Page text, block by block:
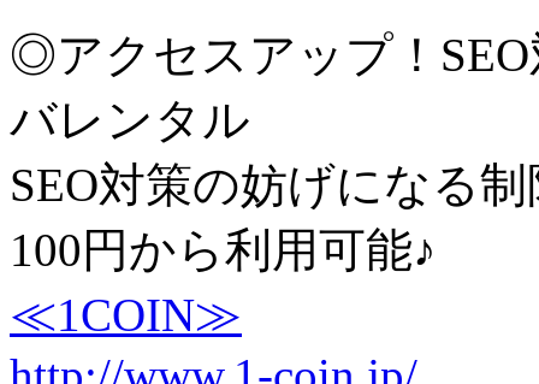
◎アクセスアップ！
バレンタル
SEO対策の妨げになる
100円から利用可能♪
≪1COIN≫